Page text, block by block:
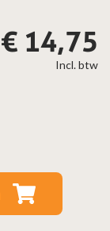
Incl. btw
€ 14,75